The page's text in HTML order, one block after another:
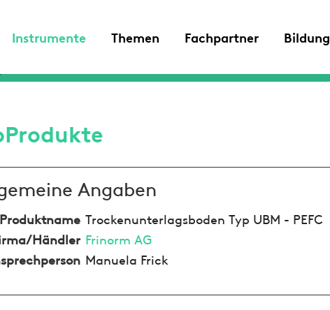
Instrumente Themen Fachpartner Bildung
Angaben
Trockenunterlagsboden Typ UBM - PEFC
Händler Frinorm AG
Manuela Frick